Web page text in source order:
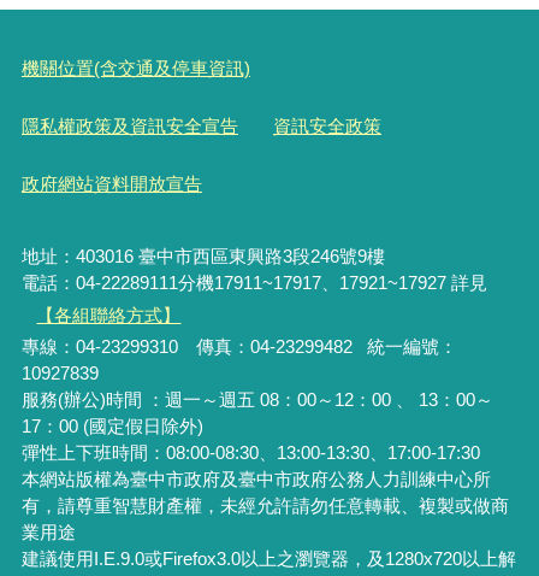
機關位置(含交通及停車資訊)
隱私權政策及資訊安全宣告 資訊安全政策
政府網站資料開放宣告
地址：403016 臺中市西區東興路3段246號9樓
電話：04-22289111分機17911~17917、17921~17927 詳見
【各組聯絡方式】
專線：04-23299310 傳真：04-23299482 統一編號：
10927839
服務(辦公)時間 ：週一～週五 08：00～12：00 、 13：00～
17：00 (國定假日除外)
彈性上下班時間：08:00-08:30、13:00-13:30、17:00-17:30
本網站版權為臺中市政府及臺中市政府公務人力訓練中心所
有，請尊重智慧財產權，未經允許請勿任意轉載、複製或做商
業用途
建議使用I.E.9.0或Firefox3.0以上之瀏覽器，及1280x720以上解